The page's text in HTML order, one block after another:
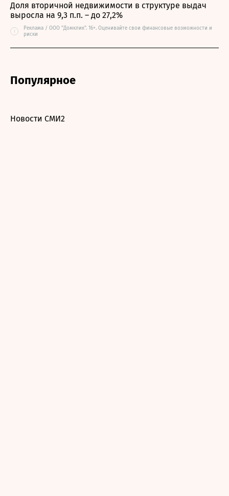
Доля вторичной недвижимости в структуре выдач
выросла на 9,3 п.п. – до 27,2%
i
Реклама / ООО "Домклик". 16+. Оценивайте свои финансовые возможности и
риски
Популярное
Новости СМИ2